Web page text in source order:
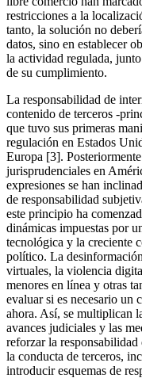
restricciones a la
tanto, la solución no
datos, sino en establecer
la actividad regulada,
de su cumplimiento.
La responsabilidad de
contenido de terceros -
que tuvo sus primeras
regulación en Estados
Europa [3].
jurisprudenciales en
expresiones se han
de responsabilidad
este principio ha
dinámicas impuestas por
tecnológica y la creciente
político. La
virtuales, la violencia
menores en línea y otras
evaluar si es necesario un
ahora. Así, se multiplican
avances judiciales y las
reforzar la
la conducta de terceros,
introducir esquemas de